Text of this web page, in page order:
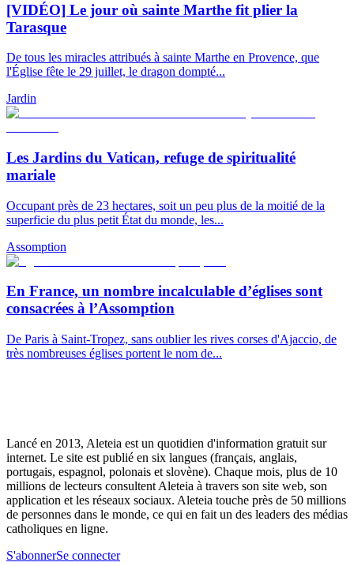
[VIDÉO] Le jour où sainte Marthe fit plier la
Tarasque
De tous les miracles attribués à sainte Marthe en Provence, que
l'Église fête le 29 juillet, le dragon dompté...
Jardin
Les Jardins du Vatican, refuge de spiritualité
mariale
Occupant près de 23 hectares, soit un peu plus de la moitié de la
superficie du plus petit État du monde, les...
Assomption
En France, un nombre incalculable d’églises sont
consacrées à l’Assomption
De Paris à Saint-Tropez, sans oublier les rives corses d'Ajaccio, de
très nombreuses églises portent le nom de...
Lancé en 2013, Aleteia est un quotidien d'information gratuit sur
internet. Le site est publié en six langues (français, anglais,
portugais, espagnol, polonais et slovène). Chaque mois, plus de 10
millions de lecteurs consultent Aleteia à travers son site web, son
application et les réseaux sociaux. Aleteia touche près de 50 millions
de personnes dans le monde, ce qui en fait un des leaders des médias
catholiques en ligne.
S'abonnerSe connecter